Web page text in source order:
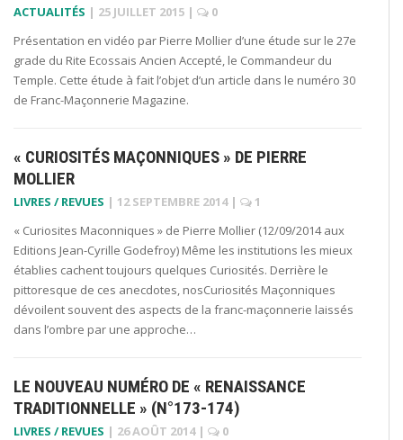
ACTUALITÉS | 25 JUILLET 2015 |
0
Présentation en vidéo par Pierre Mollier d’une étude sur le 27e
grade du Rite Ecossais Ancien Accepté, le Commandeur du
Temple. Cette étude à fait l’objet d’un article dans le numéro 30
de Franc-Maçonnerie Magazine.
« CURIOSITÉS MAÇONNIQUES » DE PIERRE
MOLLIER
LIVRES / REVUES | 12 SEPTEMBRE 2014 |
1
« Curiosites Maconniques » de Pierre Mollier (12/09/2014 aux
Editions Jean-Cyrille Godefroy) Même les institutions les mieux
établies cachent toujours quelques Curiosités. Derrière le
pittoresque de ces anecdotes, nosCuriosités Maçonniques
dévoilent souvent des aspects de la franc-maçonnerie laissés
dans l’ombre par une approche…
LE NOUVEAU NUMÉRO DE « RENAISSANCE
TRADITIONNELLE » (N°173-174)
LIVRES / REVUES | 26 AOÛT 2014 |
0